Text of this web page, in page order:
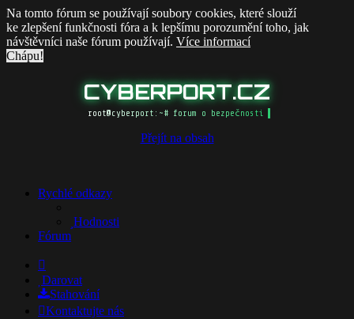
Na tomto fórum se používají soubory cookies, které slouží
ke zlepšení funkčnosti fóra a k lepšímu porozumění toho, jak
návštěvníci naše fórum používají. Více informací
Chápu!
CYBERPORT.CZ
root@cyberport:~# forum o bezpečnosti
Přejít na obsah
Rychlé odkazy
Hodnosti
Fórum
Darovat
Stahování
Kontaktujte nás